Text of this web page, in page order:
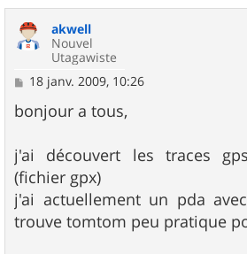
akwell
Nouvel
Utagawiste
M
s
s
g
e
18 janv. 2009, 10:26
bonjour a tous,
j'ai découvert les traces
(fichier gpx)
j'ai actuellement un pda
trouve tomtom peu pratique